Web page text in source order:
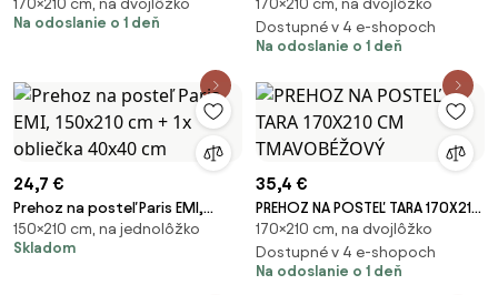
CM TEHLOVÝ
170×210 cm, na dvojlôžko
Na odoslanie o 1 deň
CM STRIEBORNÝ
170×210 cm, na dvojlôžko
Dostupné v 4 e-shopoch
Na odoslanie o 1 deň
24,7 €
Prehoz na posteľ Paris EMI,
150x210 cm + 1x obliečka 40x40
cm
150×210 cm, na jednolôžko
Skladom
35,4 €
PREHOZ NA POSTEĽ TARA 170X210
CM TMAVOBÉŽOVÝ
170×210 cm, na dvojlôžko
Dostupné v 4 e-shopoch
Na odoslanie o 1 deň